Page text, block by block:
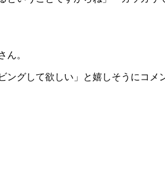
ん。
グして欲しい」と嬉しそうにコメ